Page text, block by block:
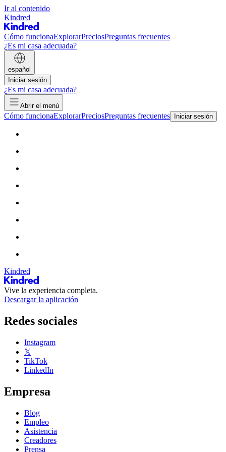
Ir al contenido
Kindred
Cómo funcionaExplorarPreciosPreguntas frecuentes
¿Es mi casa adecuada?
español
Iniciar sesión
¿Es mi casa adecuada?
Abrir el menú
Cómo funcionaExplorarPreciosPreguntas frecuentes Iniciar sesión
Kindred
Vive la experiencia completa.
Descargar la aplicación
Redes sociales
Instagram
𝕏
TikTok
LinkedIn
Empresa
Blog
Empleo
Asistencia
Creadores
Prensa